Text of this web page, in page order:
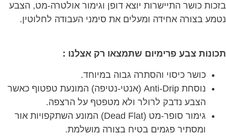
בזכות כושר התיישרות יוצא דופן וגימור אולטרה-מט, הצבע
נטמע בצורה אחידה ומעלים את סימני העבודה לחלוטין.
תכונות צבע פרימיום שתמצאו רק אצלנו :
כושר כיסוי והסתרה גבוה במיוחד.
נוסחת Anti-Drip (אנטי-נטיפה) המונעת טפטוף כאשר
הצבע נדבק לרולר ולא מטפטף על הרצפה.
גימור סופר-מט (Dead Flat) המונע השתקפויות אור
ומסתיר פגמים בטיח בצורה מושלמת.